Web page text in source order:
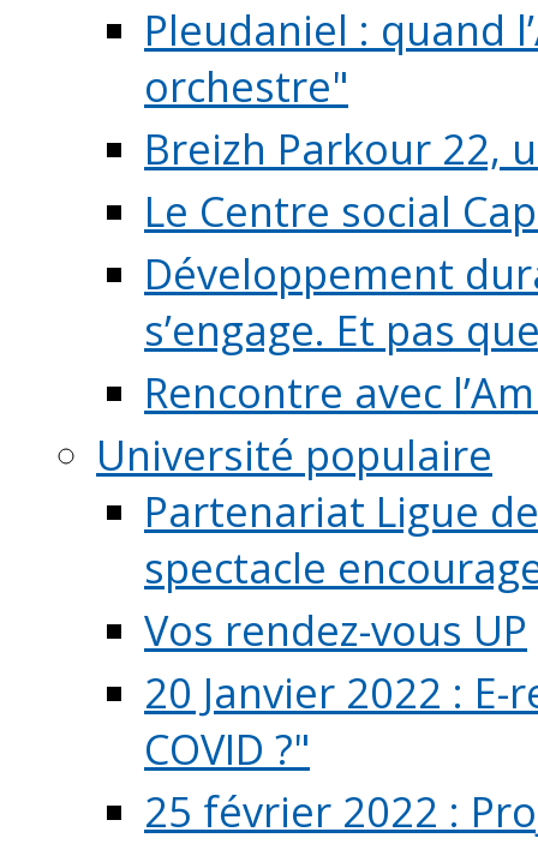
Pleudaniel : quand
orchestre"
Breizh Parkour 22,
Le Centre social
Développement
s’engage. Et pas
Rencontre avec
Université populaire
Partenariat Ligue
spectacle
Vos rendez-vous UP
20 Janvier 2022 :
COVID ?"
25 février 2022 :